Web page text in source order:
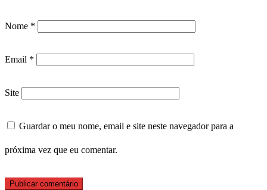
Nome *
Email *
Site
Guardar o meu nome, email e site neste navegador para a
próxima vez que eu comentar.